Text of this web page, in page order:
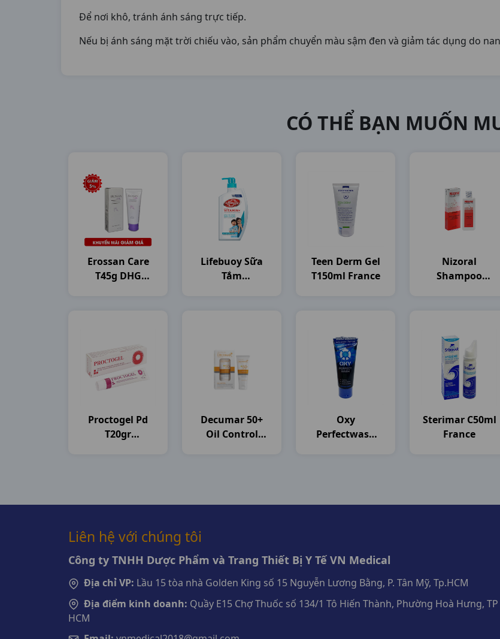
Để nơi khô, tránh ánh sáng trực tiếp.
Nếu bị ánh sáng mặt trời chiếu vào, sản phẩm chuyển màu sậm đen và giảm tác dụng do
CÓ THỂ BẠN MUỐN
Erossan Care
T45g DHG
Lifebuoy Sữa
Tắm
Teen Derm Gel
T150ml France
Nizoral
Shampoo
Proctogel Pd
T20gr
Decumar 50+
Oil Control
Oxy
Perfectwash
Sterimar C50ml
France
Liên hệ với chúng tôi
Công ty TNHH Dược Phẩm và Trang Thiết Bị Y Tế VN Medical
Địa chỉ VP: Lầu 15 tòa nhà Golden King số 15 Nguyễn Lương Bằng, P. Tân Mỹ, Tp.HCM
Địa điểm kinh doanh: Quầy E15 Chợ Thuốc số 134/1 Tô Hiến Thành, Phường Hoà Hưng, TP
HCM